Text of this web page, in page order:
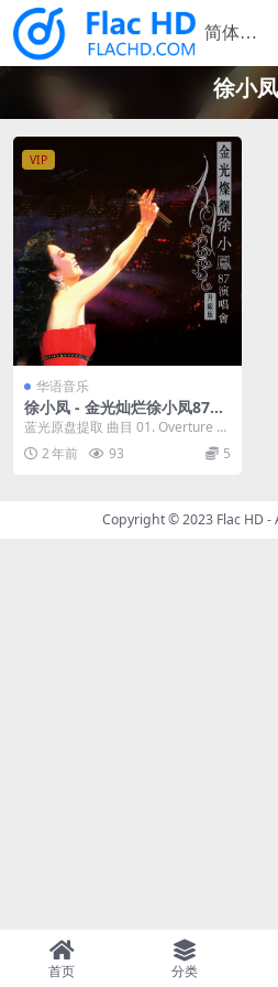
徐小凤
VIP
华语音乐
徐小凤 - 金光灿烂徐小凤87演
唱会 [24bit/96kHz] [Hi-Res
Flac 3.04G]
蓝光原盘提取 曲目 01. Overture 0
2. 婚纱背后 03. 流下眼泪...
2 年前 93 5
Copyright © 2023 Flac HD-
首页 分类